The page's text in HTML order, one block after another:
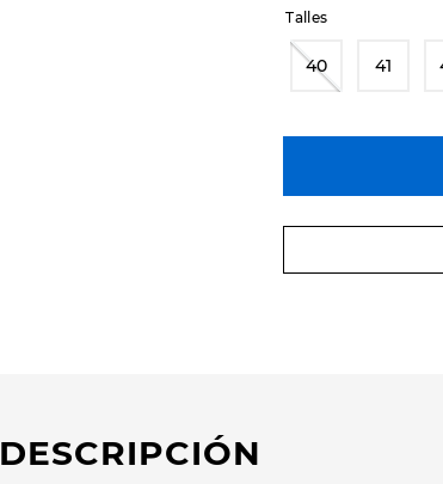
Talles
40 41
DESCRIPCIÓN